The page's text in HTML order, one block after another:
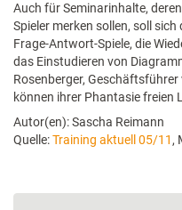
Auch für Seminarinhalte,
Spieler merken sollen, soll
Frage-Antwort-Spiele, die
das Einstudieren von
Rosenberger,
können ihrer Phantasie freien
Autor(en): Sascha Reimann
Quelle:Training aktuell 05/11 ,